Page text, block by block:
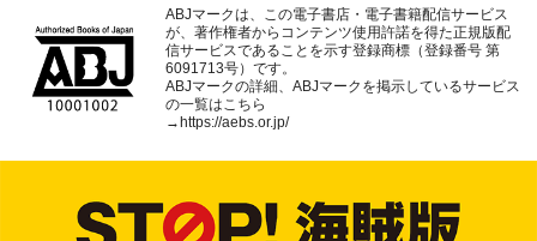
ABJマークは、この電子書店・電子書籍配信サービス
が、著作権者からコンテンツ使用許諾を得た正規版配
信サービスであることを示す登録商標（登録番号 第
6091713号）です。
ABJマークの詳細、ABJマークを掲示しているサービス
の一覧はこちら
→ https://aebs.or.jp/